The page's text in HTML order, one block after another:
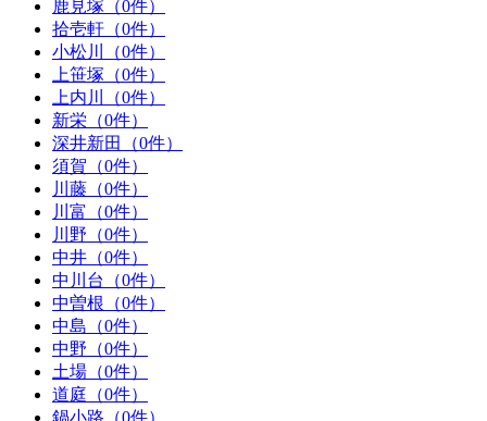
鹿見塚（0件）
拾壱軒（0件）
小松川（0件）
上笹塚（0件）
上内川（0件）
新栄（0件）
深井新田（0件）
須賀（0件）
川藤（0件）
川富（0件）
川野（0件）
中井（0件）
中川台（0件）
中曽根（0件）
中島（0件）
中野（0件）
土場（0件）
道庭（0件）
鍋小路（0件）